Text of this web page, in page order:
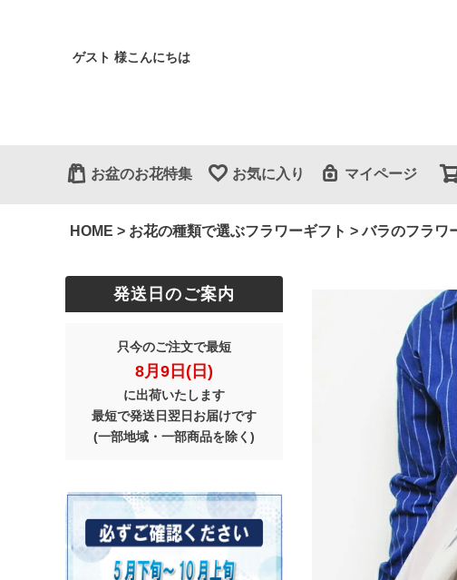
ゲスト 様こんにちは
お盆のお花特集 お気に入り マイページ
HOME お花の種類で選ぶフラワーギフト バラのフラワ
発送日のご案内
只今のご注文で最短
8月9日(日)
に出荷いたします
最短で発送日翌日お届けです
(一部地域・一部商品を除く)